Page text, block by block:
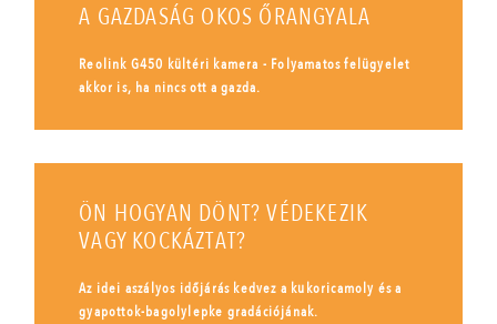
A GAZDASÁG OKOS ŐRANGYALA
Reolink G450 kültéri kamera - Folyamatos felügyelet
akkor is, ha nincs ott a gazda.
ÖN HOGYAN DÖNT? VÉDEKEZIK
VAGY KOCKÁZTAT?
Az idei aszályos időjárás kedvez a kukoricamoly és a
gyapottok-bagolylepke gradációjának.